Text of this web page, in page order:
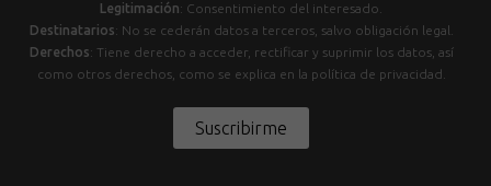
Legitimación: Consentimiento del interesado.
Destinatarios: No se cederán datos a terceros, salvo obligación legal.
Derechos: Tiene derecho a acceder, rectificar y suprimir los datos, así
como otros derechos, como se explica en la política de privacidad.
Suscribirme